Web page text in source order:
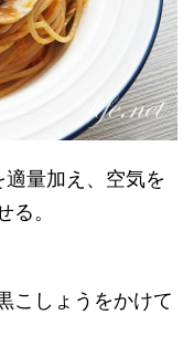
量加え、空気を
。
こしょうをかけて